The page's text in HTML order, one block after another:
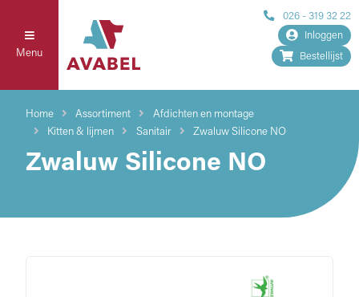
Menu
026 - 319 32 22
Inloggen
Bestellijst
Home Assortiment
Afdichten en montage
Kitten & lijmen
Sanitair Zwaluw Silicone NO
Zwaluw Silicone NO